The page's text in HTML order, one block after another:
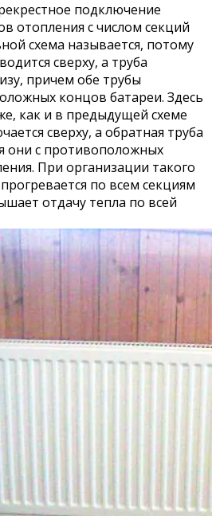
подключение
отопления с числом секций
схема называется, потому
сверху, а труба
причем обе трубы
концов батареи. Здесь
как и в предыдущей схеме
сверху, а обратная труба
они с противоположных
При организации такого
по всем секциям
отдачу тепла по всей